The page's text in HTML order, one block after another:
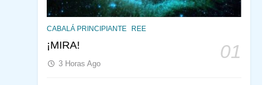
CABALÁ PRINCIPIANTE REE
¡MIRA! 01
3 Horas Ago
¿QUIÉN ES SABIO? EL